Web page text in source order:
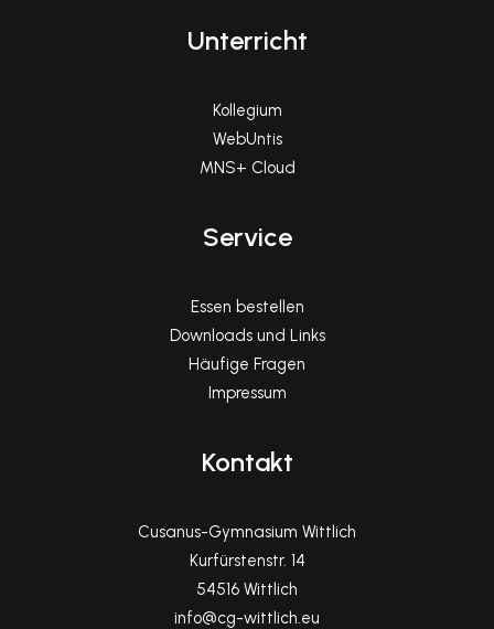
Unterricht
Kollegium
WebUntis
MNS+ Cloud
Service
Essen bestellen
Downloads und Links
Häufige Fragen
Impressum
Kontakt
Cusanus-Gymnasium Wittlich
Kurfürstenstr. 14
54516 Wittlich
info@cg-wittlich.eu